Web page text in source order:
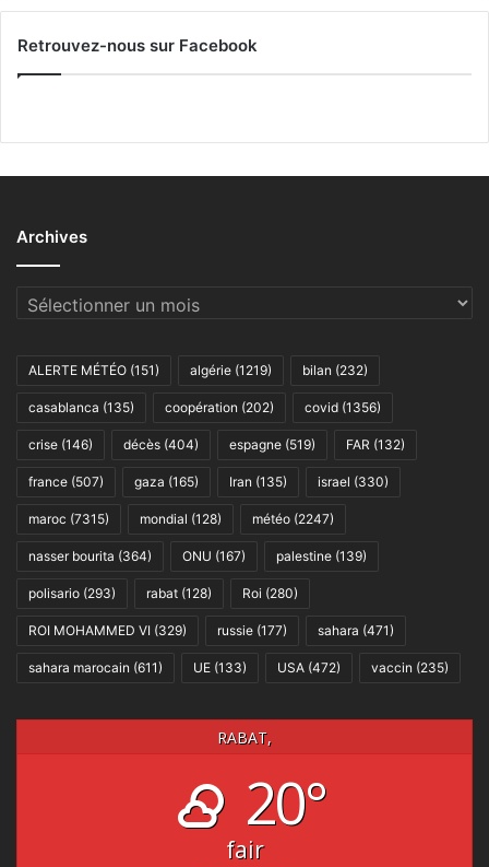
Retrouvez-nous sur Facebook
Archives
Archives
ALERTE MÉTÉO (151) algérie (1219) bilan (232)
casablanca (135) coopération (202) covid (1356)
crise (146) décès (404) espagne (519) FAR (132)
france (507) gaza (165) Iran (135) israel (330)
maroc (7315) mondial (128) météo (2247)
nasser bourita (364) ONU (167) palestine (139)
polisario (293) rabat (128) Roi (280)
ROI MOHAMMED VI (329) russie (177) sahara (471)
sahara marocain (611) UE (133) USA (472) vaccin (235)
RABAT,
20°
fair